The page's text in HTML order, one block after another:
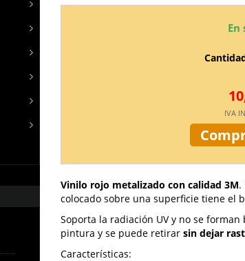
En
IVA
Vinilo rojo metalizado con calidad 3M.
colocado sobre una superficie tiene el
Soporta la radiación UV y no se
pintura y se puede retirar sin dejar
Características: